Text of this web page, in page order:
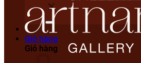
Giỏ hàng
Giỏ hàng